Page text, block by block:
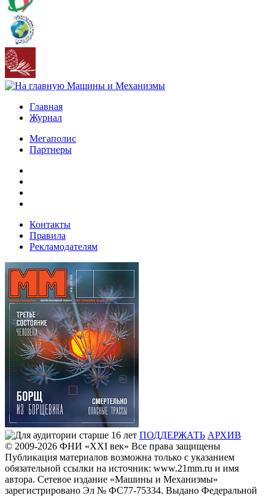
Главная
Журнал
Мегаполис
Партнеры
Контакты
Правила
Рекламодателям
ПОДДЕРЖАТЬ АРХИВ
© 2009-2026 ФHИ «XXI век» Все права защищены
Публикация материалов возможна только с указанием
обязательной ссылки на источник: www.21mm.ru и имя
автора. Сетевое издание «Машины и Механизмы»
зарегистрировано Эл № ФС77-75334. Выдано Федеральной